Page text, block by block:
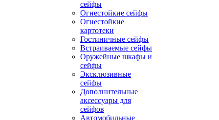
сейфы
Огнестойкие сейфы
Огнестойкие
картотеки
Гостиничные сейфы
Встраиваемые сейфы
Оружейные шкафы и
сейфы
Эксклюзивные
сейфы
Дополнительные
аксессуары для
сейфов
Автомобильные